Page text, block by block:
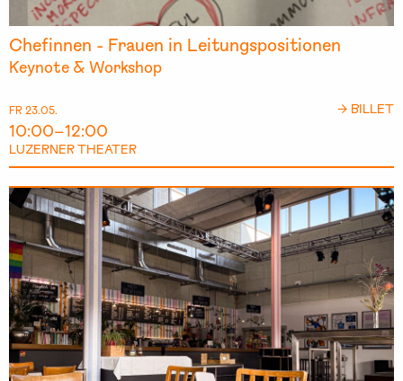
FR 23.05.
10:00–12:00
LUZERNER THEATER
Chefinnen - Frauen in Leitungspositionen
Keynote & Workshop
→ BILLET